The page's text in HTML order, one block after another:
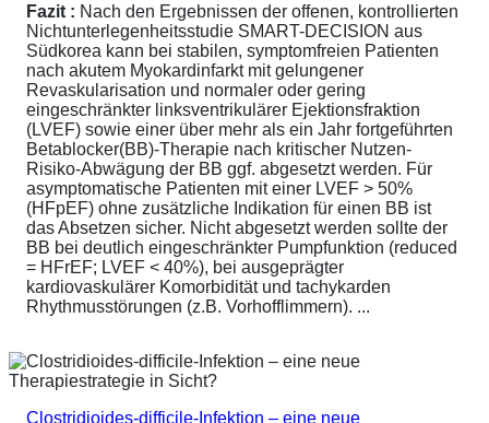
Fazit : Nach den Ergebnissen der offenen, kontrollierten
Nichtunterlegenheitsstudie SMART-DECISION aus
Südkorea kann bei stabilen, symptomfreien Patienten
nach akutem Myokardinfarkt mit gelungener
Revaskularisation und normaler oder gering
eingeschränkter linksventrikulärer Ejektionsfraktion
(LVEF) sowie einer über mehr als ein Jahr fortgeführten
Betablocker(BB)-Therapie nach kritischer Nutzen-
Risiko-Abwägung der BB ggf. abgesetzt werden. Für
asymptomatische Patienten mit einer LVEF > 50%
(HFpEF) ohne zusätzliche Indikation für einen BB ist
das Absetzen sicher. Nicht abgesetzt werden sollte der
BB bei deutlich eingeschränkter Pumpfunktion (reduced
= HFrEF; LVEF < 40%), bei ausgeprägter
kardiovaskulärer Komorbidität und tachykarden
Rhythmusstörungen (z.B. Vorhofflimmern). ...
Clostridioides-difficile-Infektion – eine neue